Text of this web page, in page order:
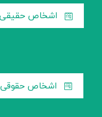
اشخاص حقیقی
اشخاص حقوقی